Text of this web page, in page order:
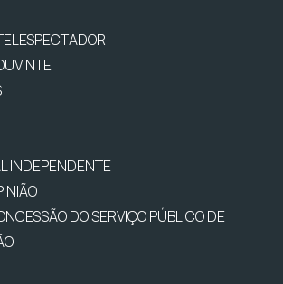
INDEPENDENTE
DO SERVIÇO PÚBLICO DE